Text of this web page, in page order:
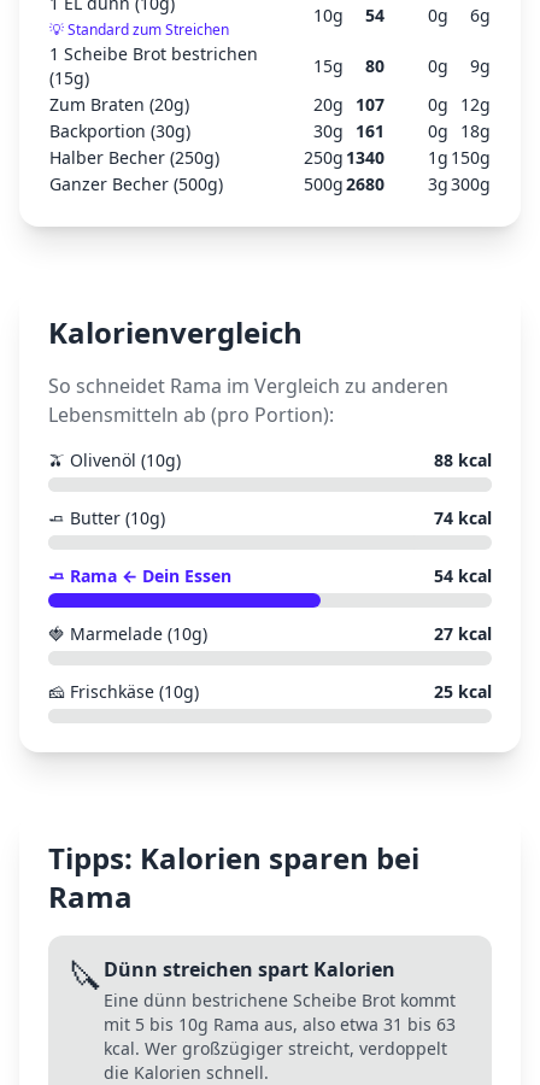
💡Standard zum Streichen
10g 54 0g 6g
1 Scheibe Brot bestrichen
(15g)
15g 80 0g 9g
Zum Braten (20g)
20g 107 0g 12g
Backportion (30g)
30g 161 0g 18g
Halber Becher (250g)
250g 1340 1g 150g
Ganzer Becher (500g)
500g2680 3g300g
Kalorienvergleich
So schneidet Rama im Vergleich zu anderen
Lebensmitteln ab (pro Portion):
🫒 Olivenöl (10g) 88 kcal
🧈 Butter (10g) 74 kcal
🧈 Rama ← Dein Essen 54 kcal
🍓 Marmelade (10g) 27 kcal
🧀 Frischkäse (10g) 25 kcal
Tipps: Kalorien sparen bei
Rama
🔪Dünn streichen spart Kalorien
Eine dünn bestrichene Scheibe Brot kommt
mit 5 bis 10g Rama aus, also etwa 31 bis 63
kcal. Wer großzügiger streicht, verdoppelt
die Kalorien schnell.